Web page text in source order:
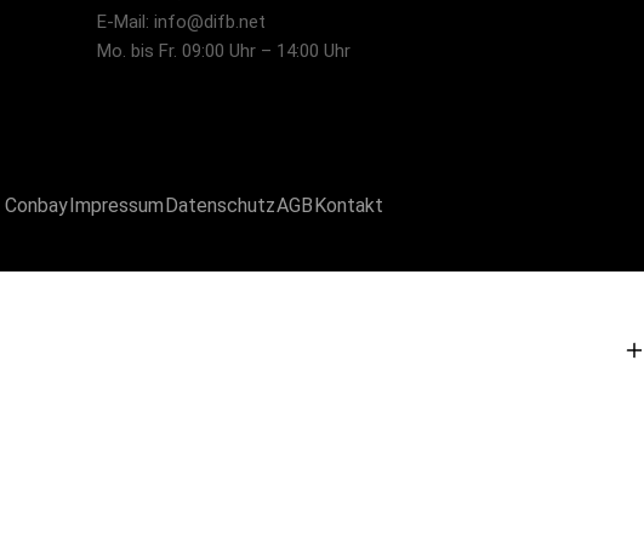
E-Mail: info@difb.net
Mo. bis Fr. 09:00 Uhr – 14:00 Uhr
ConbayImpressumDatenschutzAGBKontakt